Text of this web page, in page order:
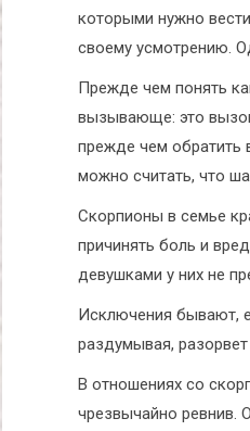
которыми нужно
своему усмотрению.
Прежде чем понять
вызывающе: это
прежде чем обратить
можно считать, что
Скорпионы в семье
причинять боль и
девушками у них не
Исключения бывают,
раздумывая,
В отношениях со
чрезвычайно ревнив.